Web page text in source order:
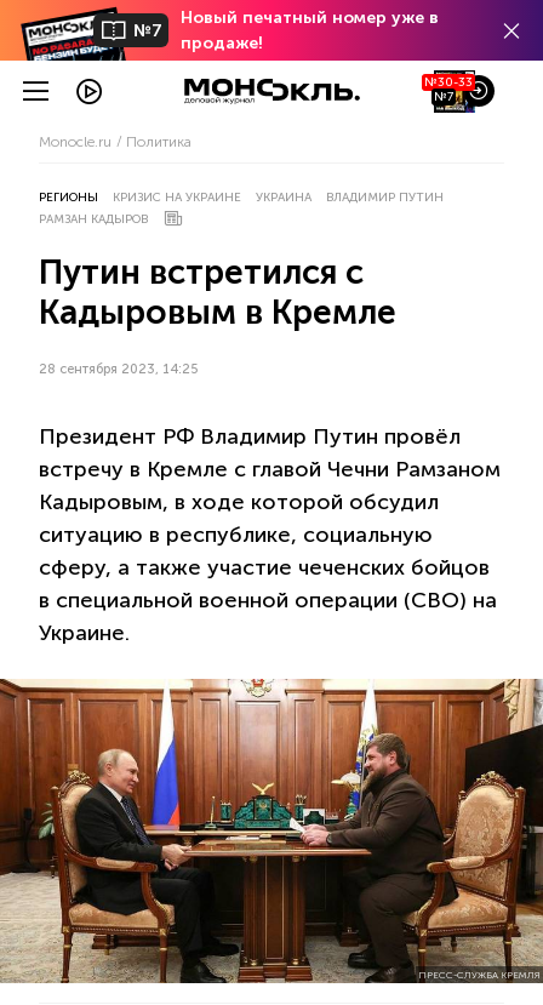
№7
Новый печатный номер уже в
продаже!
№30-33
№7
Monocle.ru Политика
РЕГИОНЫ КРИЗИС НА УКРАИНЕ УКРАИНА
ВЛАДИМИР ПУТИН
РАМЗАН КАДЫРОВ
Путин встретился с
Кадыровым в Кремле
28 сентября 2023, 14:25
Президент РФ Владимир Путин провёл
встречу в Кремле с главой Чечни Рамзаном
Кадыровым, в ходе которой обсудил
ситуацию в республике, социальную
сферу, а также участие чеченских бойцов
в специальной военной операции (СВО) на
Украине.
ПРЕСС-СЛУЖБА КРЕМЛЯ